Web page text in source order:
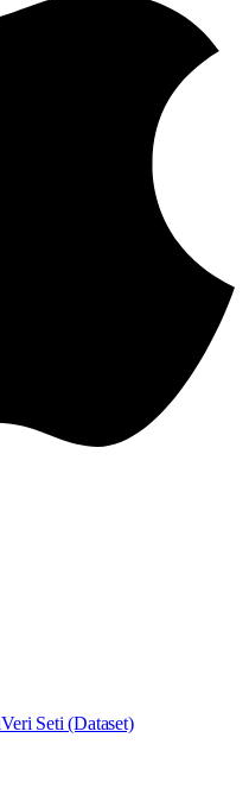
Veri Seti (Dataset)